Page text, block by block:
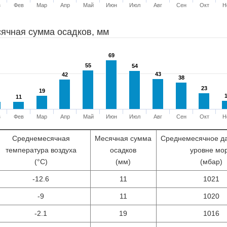
Фев Мар Апр Май Июн Июл Авг Сен Окт
сумма осадков, мм
11
11
19
19
42
42
55
55
69
69
54
54
43
43
38
38
23
23
Фев Мар Апр Май Июн Июл Авг Сен Окт
Среднемесячная
температура воздуха
(°С)
Месячная сумма
осадков
(мм)
Среднемесячное
уровне
(мбар)
-12.6 11 1021
-9 11 1020
-2.1 19 1016